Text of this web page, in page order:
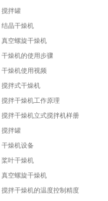
搅拌罐
结晶干燥机
真空螺旋干燥机
干燥机的使用步骤
干燥机使用视频
搅拌式干燥机
搅拌干燥机工作原理
搅拌干燥机立式搅拌机样册
搅拌罐
干燥机设备
桨叶干燥机
真空螺旋干燥机
搅拌干燥机的温度控制精度